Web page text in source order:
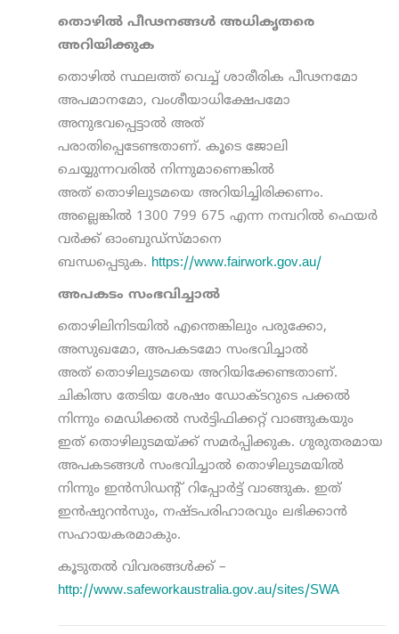
തൊഴിൽ പീഢനങ്ങൾ അധികൃതരെ
അറിയിക്കുക
തൊഴിൽ സ്ഥലത്ത് വെച്ച് ശാരീരിക പീഢനമോ
അപമാനമോ, വംശീയാധിക്ഷേപമോ
അനുഭവപ്പെട്ടാൽ അത്
പരാതിപ്പെടേണ്ടതാണ്. കൂടെ ജോലി
ചെയ്യുന്നവരിൽ നിന്നുമാണെങ്കിൽ
അത് തൊഴിലുടമയെ അറിയിച്ചിരിക്കണം.
അല്ലെങ്കിൽ 1300 799 675 എന്ന നമ്പറിൽ ഫെയർ
വർക്ക് ഓംബുഡ്സ്മാനെ
ബന്ധപ്പെടുക. https://www.fairwork.gov.au/
അപകടം സംഭവിച്ചാൽ
തൊഴിലിനിടയിൽ എന്തെങ്കിലും പരുക്കോ,
അസുഖമോ, അപകടമോ സംഭവിച്ചാൽ
അത് തൊഴിലുടമയെ അറിയിക്കേണ്ടതാണ്.
ചികിത്സ തേടിയ ശേഷം ഡോക്ടറുടെ പക്കൽ
നിന്നും മെഡിക്കൽ സർട്ടിഫിക്കറ്റ് വാങ്ങുകയും
ഇത് തൊഴിലുടമയ്ക്ക് സമർപ്പിക്കുക. ഗുരുതരമായ
അപകടങ്ങൾ സംഭവിച്ചാൽ തൊഴിലുടമയിൽ
നിന്നും ഇൻസിഡന്റ് റിപ്പോർട്ട് വാങ്ങുക. ഇത്
ഇൻഷുറൻസും, നഷ്ടപരിഹാരവും ലഭിക്കാൻ
സഹായകരമാകും.
കൂടുതൽ വിവരങ്ങൾക്ക് –
http://www.safeworkaustralia.gov.au/sites/SWA